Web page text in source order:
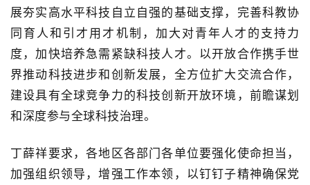
展夯实高水平科技自立自强的基础支撑，完善科教协
同育人和引才用才机制，加大对青年人才的支持力
度，加快培养急需紧缺科技人才。以开放合作携手世
界推动科技进步和创新发展，全方位扩大交流合作，
建设具有全球竞争力的科技创新开放环境，前瞻谋划
和深度参与全球科技治理。
丁薛祥要求，各地区各部门各单位要强化使命担当，
加强组织领导，增强工作本领，以钉钉子精神确保党